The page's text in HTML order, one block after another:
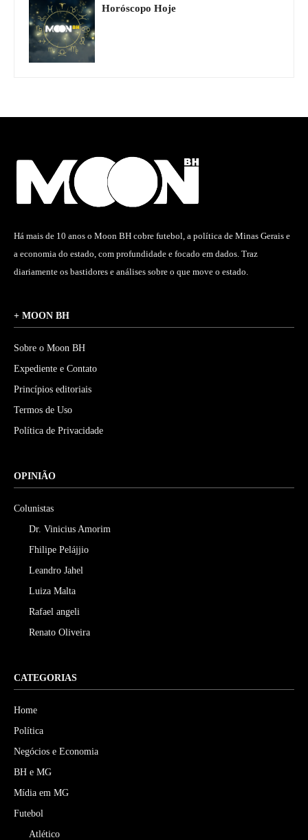
Horóscopo Hoje
Há mais de 10 anos o Moon BH cobre futebol, a política de Minas Gerais e
a economia do estado, com profundidade e focado em dados. Traz
diariamente os bastidores e análises sobre o que move o estado.
+ MOON BH
Sobre o Moon BH
Expediente e Contato
Princípios editoriais
Termos de Uso
Política de Privacidade
OPINIÃO
Colunistas
Dr. Vinicius Amorim
Fhilipe Pelájjio
Leandro Jahel
Luiza Malta
Rafael angeli
Renato Oliveira
CATEGORIAS
Home
Política
Negócios e Economia
BH e MG
Mídia em MG
Futebol
Atlético